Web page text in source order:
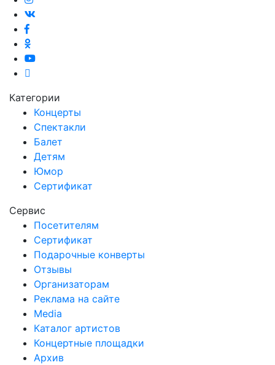
Категории
Концерты
Спектакли
Балет
Детям
Юмор
Сертификат
Сервис
Посетителям
Сертификат
Подарочные конверты
Отзывы
Организаторам
Реклама на сайте
Media
Каталог артистов
Концертные площадки
Архив